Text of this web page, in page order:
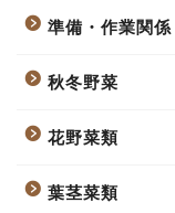
準備・作業関係
秋冬野菜
花野菜類
葉茎菜類